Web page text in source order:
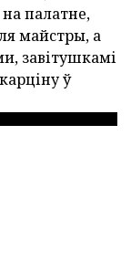
палатне,
майстры, а
завітушкамі
ў